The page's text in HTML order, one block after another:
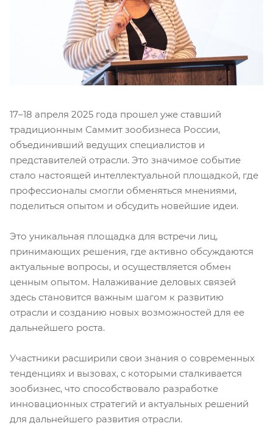
17–18 апреля 2025 года прошел уже ставший
традиционным Саммит зообизнеса России,
объединивший ведущих специалистов и
представителей отрасли. Это значимое событие
стало настоящей интеллектуальной площадкой, где
профессионалы смогли обменяться мнениями,
поделиться опытом и обсудить новейшие идеи.
Это уникальная площадка для встречи лиц,
принимающих решения, где активно обсуждаются
актуальные вопросы, и осуществляется обмен
ценным опытом. Налаживание деловых связей
здесь становится важным шагом к развитию
отрасли и созданию новых возможностей для ее
дальнейшего роста.
Участники расширили свои знания о современных
тенденциях и вызовах, с которыми сталкивается
зообизнес, что способствовало разработке
инновационных стратегий и актуальных решений
для дальнейшего развития отрасли.